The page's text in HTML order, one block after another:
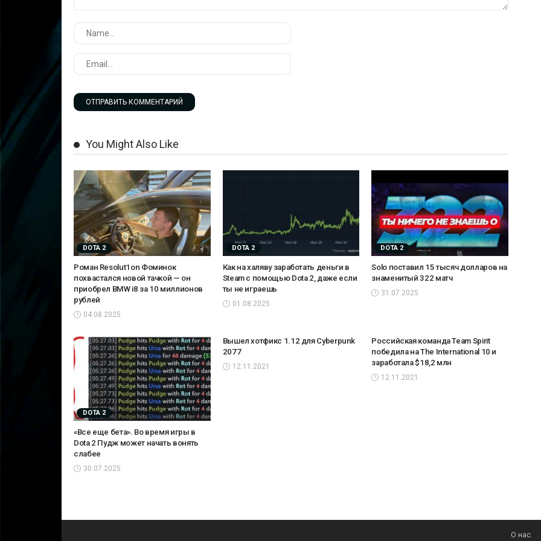
You Might Also Like
DOTA 2
Роман Resolut1on Фоминок
похвастался новой тачкой — он
приобрел BMW i8 за 10 миллионов
рублей
04.08.2025
DOTA 2
Как на халяву заработать деньги в
Steam с помощью Dota 2, даже если
ты не играешь
01.08.2025
DOTA 2
Solo поставил 15 тысяч долларов на
знаменитый 322 матч
31.07.2025
DOTA 2
«Все еще бета». Во время игры в
Dota 2 Пудж может начать вонять
слабее
30.07.2025
Вышел хотфикс 1.12 для Cyberpunk
2077
12.11.2021
Российская команда Team Spirit
победила на The International 10 и
заработала $18,2 млн
12.11.2021
О нас